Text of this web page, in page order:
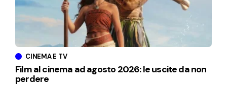
CINEMA E TV
Film al cinema ad agosto 2026: le uscite da non
perdere